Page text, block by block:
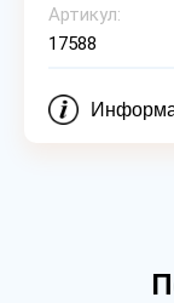
Артикул:
17588